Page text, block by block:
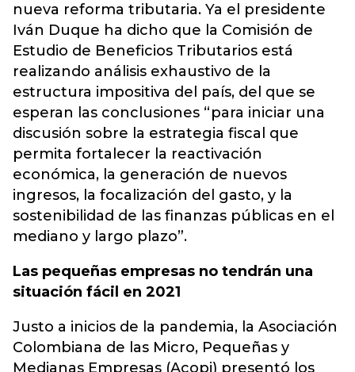
nueva reforma tributaria. Ya el presidente
Iván Duque ha dicho que la Comisión de
Estudio de Beneficios Tributarios está
realizando análisis exhaustivo de la
estructura impositiva del país, del que se
esperan las conclusiones “para iniciar una
discusión sobre la estrategia fiscal que
permita fortalecer la reactivación
económica, la generación de nuevos
ingresos, la focalización del gasto, y la
sostenibilidad de las finanzas públicas en el
mediano y largo plazo”.
Las pequeñas empresas no tendrán una
situación fácil en 2021
Justo a inicios de la pandemia, la Asociación
Colombiana de las Micro, Pequeñas y
Medianas Empresas (Acopi) presentó los